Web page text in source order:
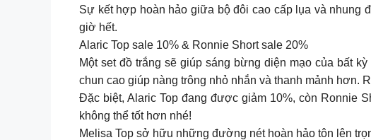
Sự kết hợp hoàn hảo giữa bộ đôi cao cấp lụa và nhung
giờ hết.
Alaric Top sale 10% & Ronnie Short sale 20%
Một set đồ trắng sẽ giúp sáng bừng diện mạo của bất
chun cao giúp nàng trông nhỏ nhắn và thanh mảnh hơn.
Đặc biệt, Alaric Top đang được giảm 10%, còn Ronnie
không thể tốt hơn nhé!
Melisa Top sở hữu những đường nét hoàn hảo tôn lên